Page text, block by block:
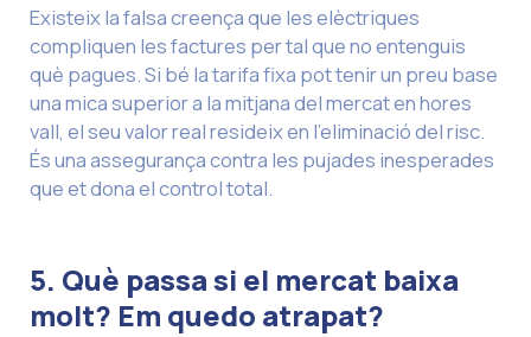
Existeix la falsa creença que les elèctriques
compliquen les factures per tal que no entenguis
què pagues. Si bé la tarifa fixa pot tenir un preu base
una mica superior a la mitjana del mercat en hores
vall, el seu valor real resideix en l’eliminació del risc.
És una assegurança contra les pujades inesperades
que et dona el control total.
5. Què passa si el mercat baixa
molt? Em quedo atrapat?